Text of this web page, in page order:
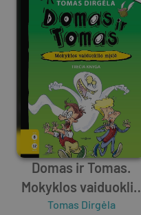
Domas ir Tomas.
Mokyklos vaiduoklio
mįslė
Tomas Dirgėla